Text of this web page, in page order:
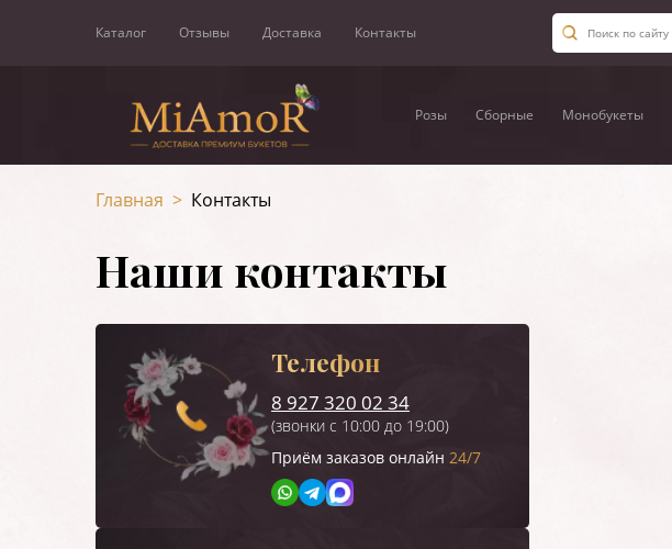
Каталог Отзывы Доставка Контакты
Розы Сборные Монобукеты
Главная > Контакты
Наши контакты
Телефон
8 927 320 02 34
(звонки с 10:00 до 19:00)
Приём заказов онлайн 24/7